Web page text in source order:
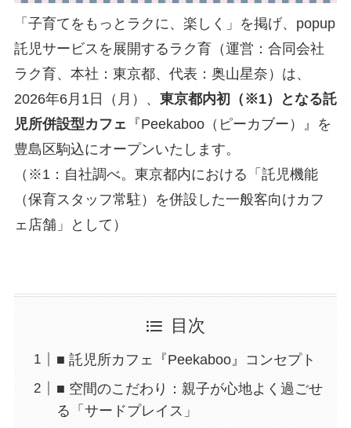
「子育てをもっとラクに、楽しく」を掲げ、popup
託児サービスを展開するラク育（運営：合同会社
ラク育、本社：東京都、代表：奥山星奈）は、
2026年6月1日（月）、 東京都内初（※1）となる託
児所併設型カフェ 『Peekaboo（ピーカブー）』を
豊島区駒込にオープンいたします。
（※1：自社調べ。東京都内における「託児機能
（保育スタッフ常駐）を併設した一般客向けカフ
ェ店舗」として）
目次
■ 託児所カフェ『Peekaboo』コンセプト
■ 空間のこだわり：親子が心地よく過ごせ
る「サードプレイス」